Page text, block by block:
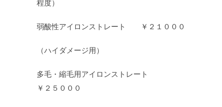
程度）
弱酸性アイロンストレート ￥２１０００
（ハイダメージ用）
多毛・縮毛用アイロンストレート
￥２５０００